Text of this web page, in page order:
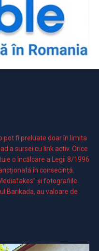
pot fi preluate doar în limita
a sursei cu link activ. Orice
o încălcare a Legii 8/1996
în consecință.
și fotografiile
Barikada, au valoare de